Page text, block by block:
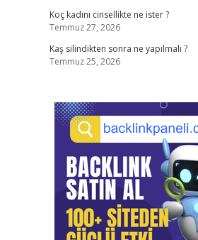
Koç kadını cinsellikte ne ister ?
Temmuz 27, 2026
Kaş silindikten sonra ne yapılmalı ?
Temmuz 25, 2026